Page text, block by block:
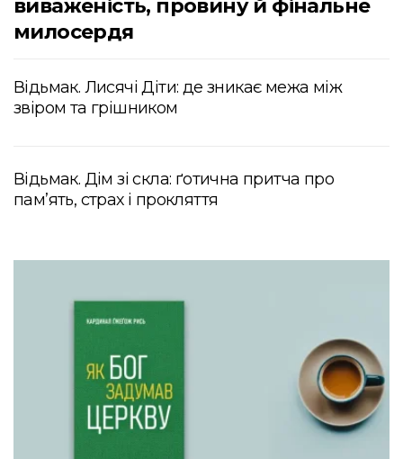
виваженість, провину й фінальне
милосердя
Відьмак. Лисячі Діти: де зникає межа між
звіром та грішником
Відьмак. Дім зі скла: ґотична притча про
пам’ять, страх і прокляття